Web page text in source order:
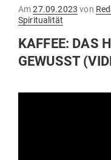
AmGepostet
am
27.09.2023 von
Spiritualität
KAFFEE: DAS
GEWUSST